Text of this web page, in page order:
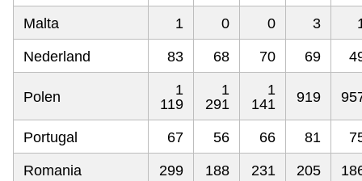
Malta 1 0 0 3
Nederland 83 68 70 69
Polen
1
119
1
291
1
141
919
Portugal 67 56 66 81
Romania 299 188 231 205